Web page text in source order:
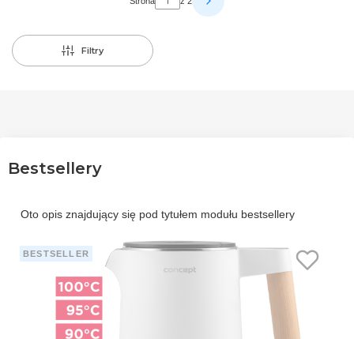
Filtry
Bestsellery
Oto opis znajdujący się pod tytułem modułu bestsellery
BESTSELLER